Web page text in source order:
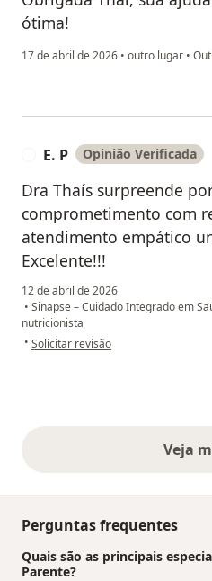
ótima!
17 de abril de 2026 • outro lugar •
E. P Opinião Verificada
Dra Thaís surpreende
comprometimento com
atendimento empático
Excelente!!!
12 de abril de 2026
• Sinapse – Cuidado Integrado em
nutricionista
• na opinião do utilizador E. P
Solicitar revisão
Veja
Perguntas frequentes
Quais são as principais
Parente?